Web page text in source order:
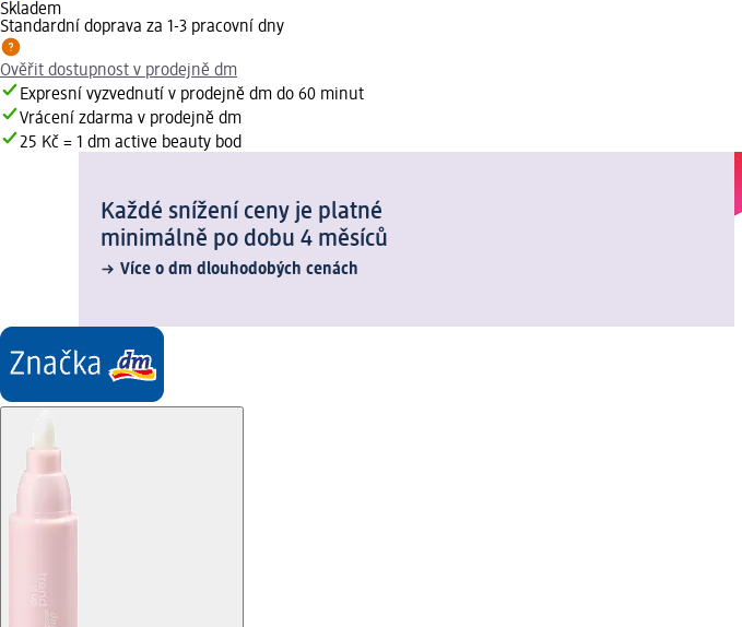
Skladem
Standardní doprava za 1-3 pracovní dny
Ověřit dostupnost v prodejně dm
Expresní vyzvednutí v prodejně dm do 60 minut
Vrácení zdarma v prodejně dm
25 Kč = 1 dm active beauty bod
Každé snížení ceny je platné
minimálně po dobu 4 měsíců
Více o dm dlouhodobých cenách